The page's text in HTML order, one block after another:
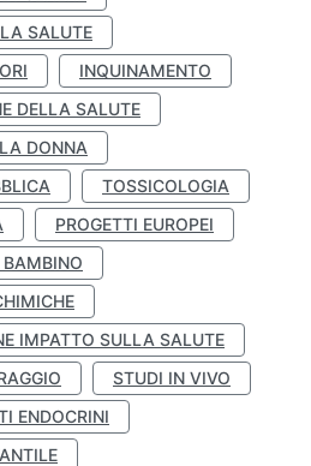
SALUTE
INQUINAMENTO
DELLA SALUTE
DONNA
TOSSICOLOGIA
PROGETTI EUROPEI
IMPATTO SULLA SALUTE
STUDI IN VIVO
ENDOCRINI